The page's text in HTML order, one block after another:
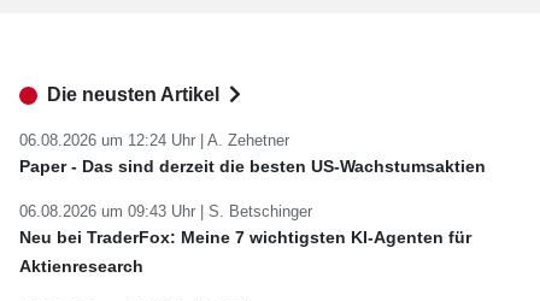
Die neusten Artikel
06.08.2026 um 12:24 Uhr | A. Zehetner
Paper - Das sind derzeit die besten US-Wachstumsaktien
06.08.2026 um 09:43 Uhr | S. Betschinger
Neu bei TraderFox: Meine 7 wichtigsten KI-Agenten für
Aktienresearch